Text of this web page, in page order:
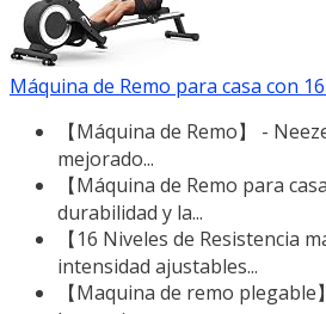
Máquina de Remo para casa con
【Máquina de Remo】 -
mejorado...
【Máquina de Remo para
durabilidad y la...
【16 Niveles de Resistencia
intensidad ajustables...
【Maquina de remo